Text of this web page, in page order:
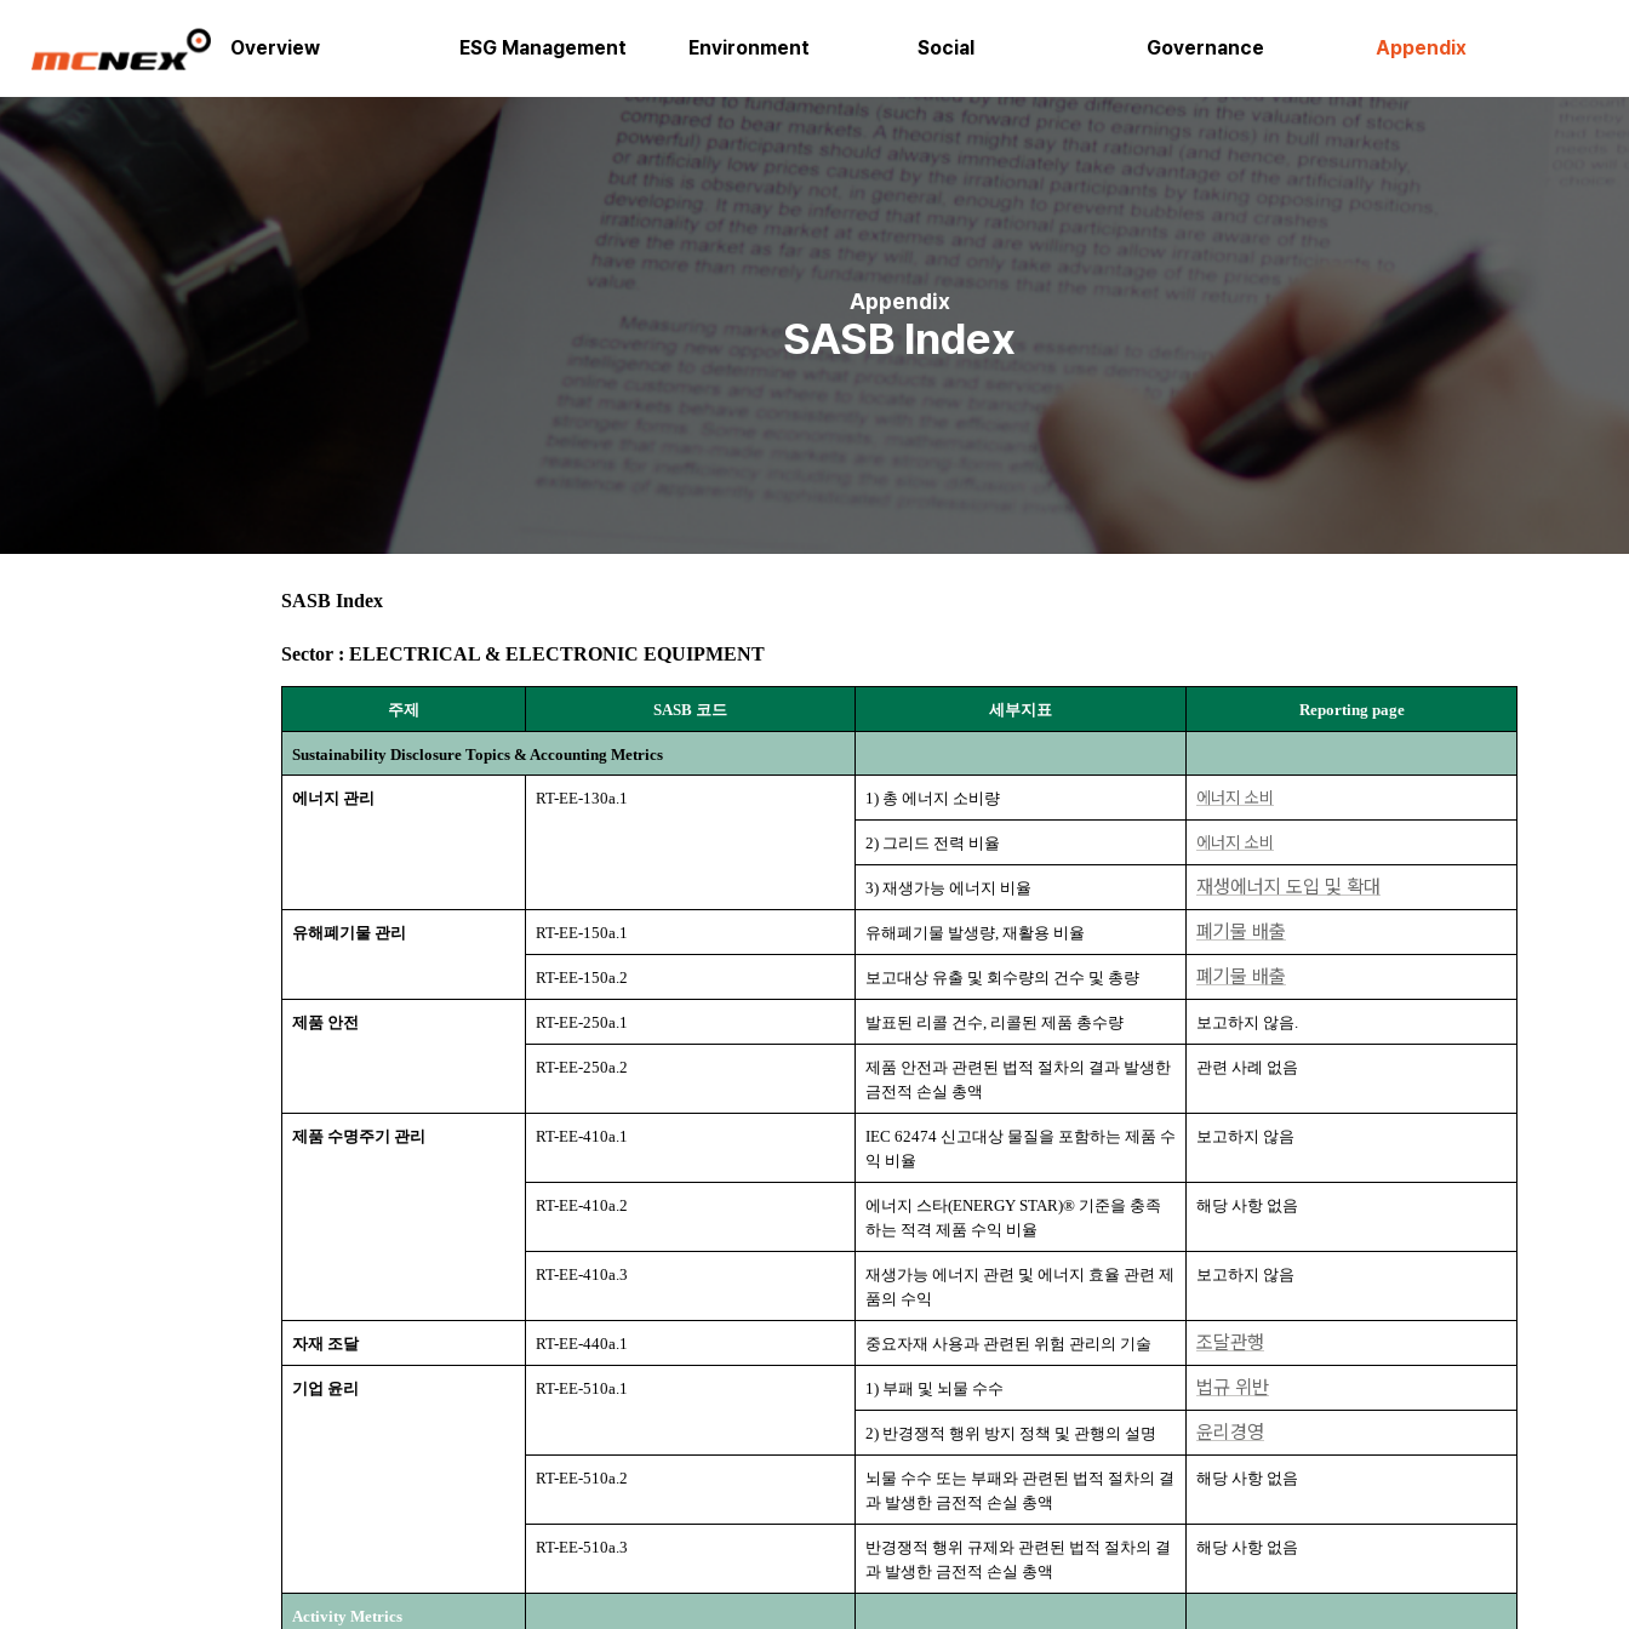
Overview ESG Management Environment Social Governance Appendix
Appendix
SASB Index
SASB Index
Sector : ELECTRICAL & ELECTRONIC EQUIPMENT
주제 SASB 코드 세부지표 Reporting page
Sustainability Disclosure Topics & Accounting Metrics
에너지 관리 RT-EE-130a.1 1) 총 에너지 소비량 에너지 소비
2) 그리드 전력 비율 에너지 소비
3) 재생가능 에너지 비율 재생에너지 도입 및 확대
유해폐기물 관리 RT-EE-150a.1 유해폐기물 발생량, 재활용 비율 폐기물 배출
RT-EE-150a.2 보고대상 유출 및 회수량의 건수 및 총량 폐기물 배출
제품 안전 RT-EE-250a.1 발표된 리콜 건수, 리콜된 제품 총수량 보고하지 않음.
RT-EE-250a.2
제품 안전과 관련된 법적 절차의 결과 발생한
금전적 손실 총액
관련 사례 없음
제품 수명주기 관리 RT-EE-410a.1
IEC 62474 신고대상 물질을 포함하는 제품 수
익 비율
보고하지 않음
RT-EE-410a.2
에너지 스타(ENERGY STAR)® 기준을 충족
하는 적격 제품 수익 비율
해당 사항 없음
RT-EE-410a.3
재생가능 에너지 관련 및 에너지 효율 관련 제
품의 수익
보고하지 않음
자재 조달 RT-EE-440a.1 중요자재 사용과 관련된 위험 관리의 기술 조달관행
기업 윤리 RT-EE-510a.1 1) 부패 및 뇌물 수수 법규 위반
2) 반경쟁적 행위 방지 정책 및 관행의 설명 윤리경영
RT-EE-510a.2
뇌물 수수 또는 부패와 관련된 법적 절차의 결
과 발생한 금전적 손실 총액
해당 사항 없음
RT-EE-510a.3
반경쟁적 행위 규제와 관련된 법적 절차의 결
과 발생한 금전적 손실 총액
해당 사항 없음
Activity Metrics